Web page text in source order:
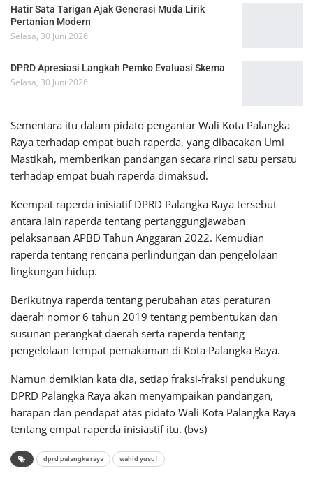
Hatir Sata Tarigan Ajak Generasi Muda Lirik
Pertanian Modern
Selasa, 30 Juni 2026
DPRD Apresiasi Langkah Pemko Evaluasi Skema
Selasa, 30 Juni 2026
Sementara itu dalam pidato pengantar Wali Kota Palangka
Raya terhadap empat buah raperda, yang dibacakan Umi
Mastikah, memberikan pandangan secara rinci satu persatu
terhadap empat buah raperda dimaksud.
Keempat raperda inisiatif DPRD Palangka Raya tersebut
antara lain raperda tentang pertanggungjawaban
pelaksanaan APBD Tahun Anggaran 2022. Kemudian
raperda tentang rencana perlindungan dan pengelolaan
lingkungan hidup.
Berikutnya raperda tentang perubahan atas peraturan
daerah nomor 6 tahun 2019 tentang pembentukan dan
susunan perangkat daerah serta raperda tentang
pengelolaan tempat pemakaman di Kota Palangka Raya.
Namun demikian kata dia, setiap fraksi-fraksi pendukung
DPRD Palangka Raya akan menyampaikan pandangan,
harapan dan pendapat atas pidato Wali Kota Palangka Raya
tentang empat raperda inisiastif itu. (bvs)
dprd palangka raya wahid yusuf